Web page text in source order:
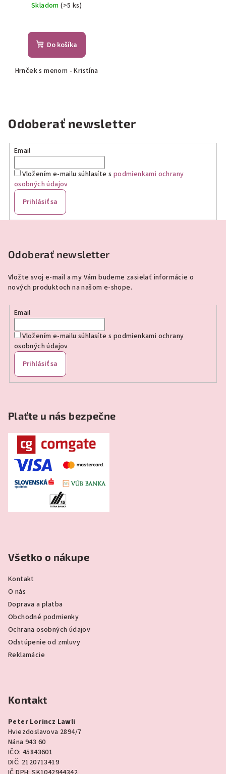
Skladom(>5 ks)
Do košíka
Hrnček s menom - Kristína
Odoberať newsletter
Email
Vložením e-mailu súhlasíte s podmienkami ochrany
osobných údajov
Prihlásiť sa
Odoberať newsletter
Vložte svoj e-mail a my Vám budeme zasielať informácie o
nových produktoch na našom e-shope.
Email
Vložením e-mailu súhlasíte s podmienkami ochrany
osobných údajov
Prihlásiť sa
Plaťte u nás bezpečne
Všetko o nákupe
Kontakt
O nás
Doprava a platba
Obchodné podmienky
Ochrana osobných údajov
Odstúpenie od zmluvy
Reklamácie
Kontakt
Peter Lorincz Lawli
Hviezdoslavova 2894/7
Nána 943 60
IČO: 45843601
DIČ: 2120713419